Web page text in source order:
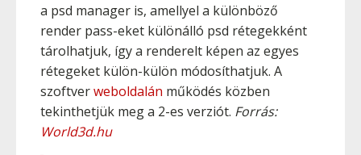
a psd manager is, amellyel a különböző
render pass-eket különálló psd rétegekként
tárolhatjuk, így a renderelt képen az egyes
rétegeket külön-külön módosíthatjuk. A
szoftverweboldalán működés közben
tekinthetjük meg a 2-es verziót. Forrás:
World3d.hu